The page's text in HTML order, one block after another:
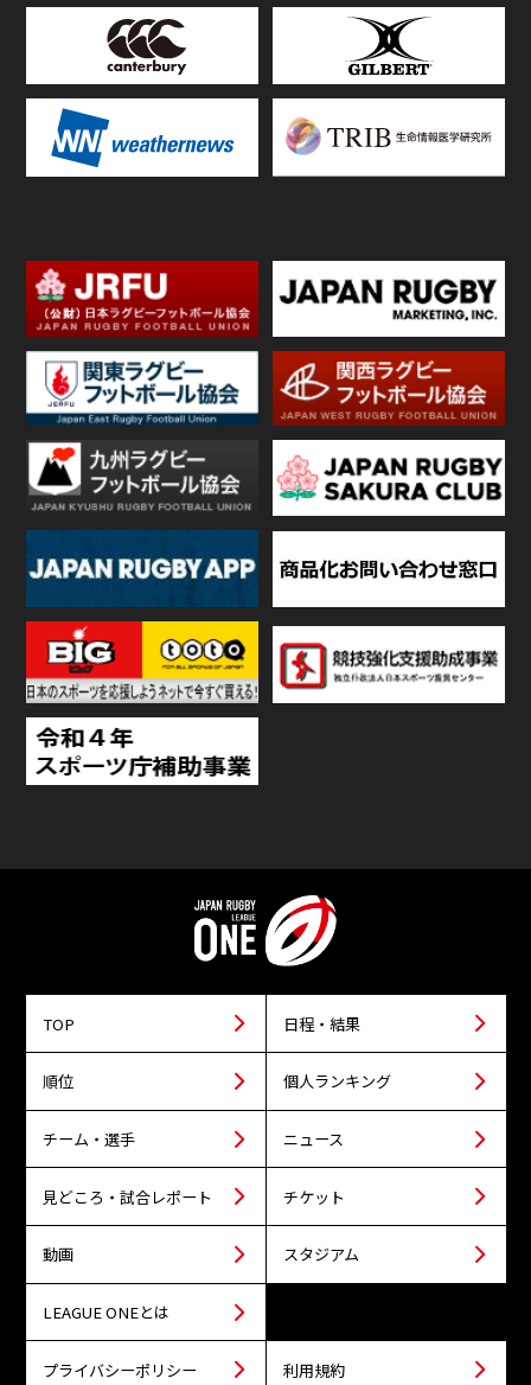
TOP 日程・結果
順位 個人ランキング
チーム・選手 ニュース
見どころ・試合レポート チケット
動画 スタジアム
LEAGUE ONEとは
プライバシーポリシー 利用規約